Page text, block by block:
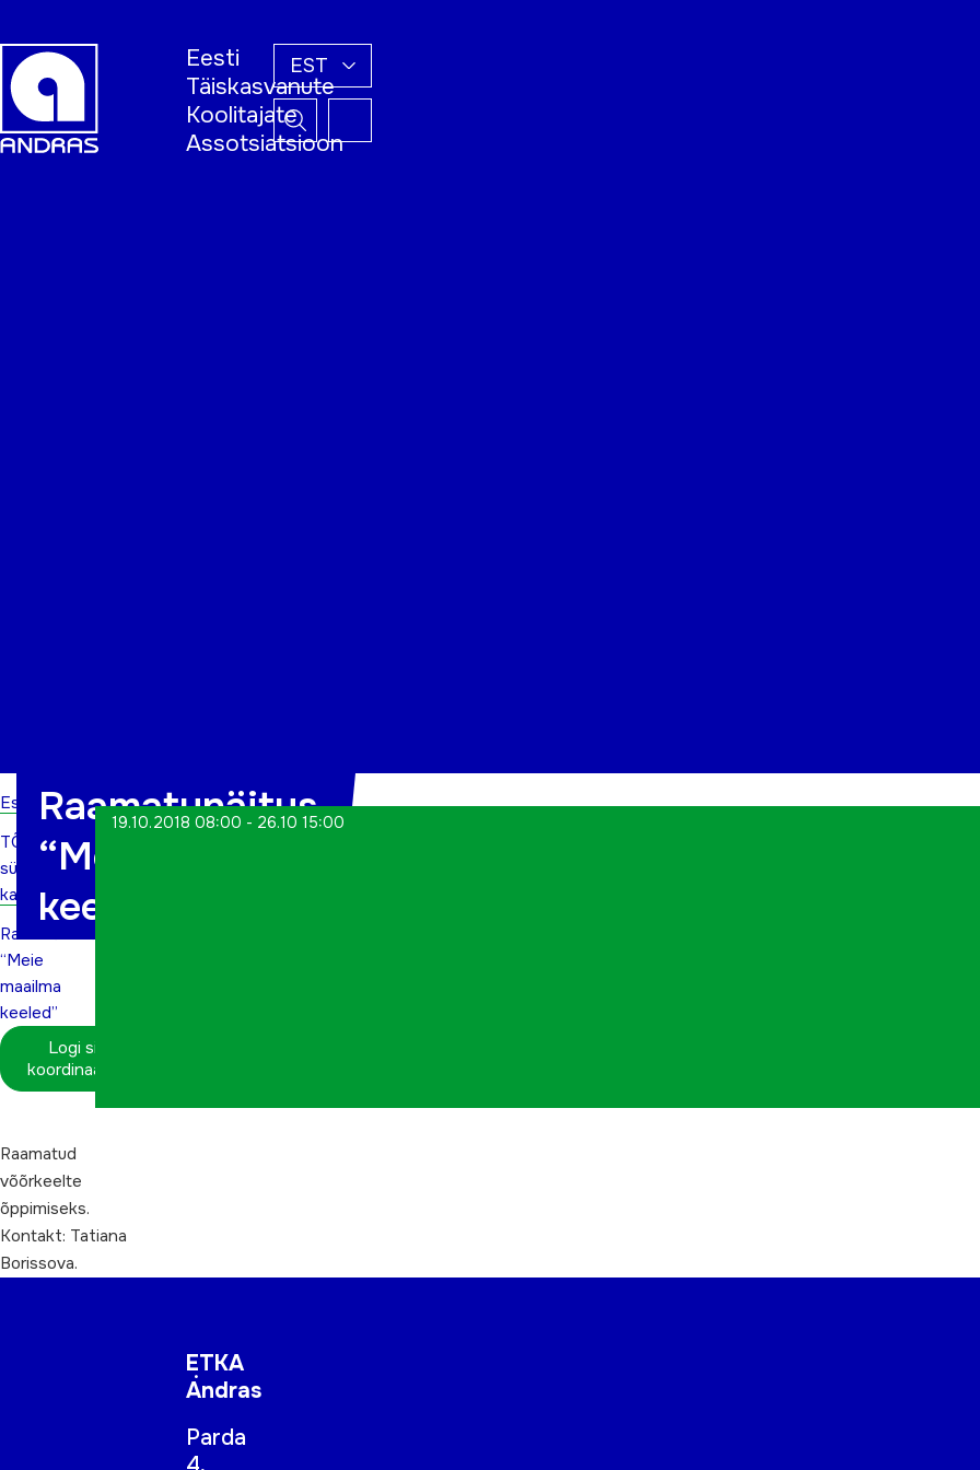
Eesti
Täiskasvanute
Koolitajate
Assotsiatsioon
EST
Esileht
TÕN
sündmuste
kalender
Raamatunäitus
“Meie
maailma
keeled”
Logi sisse
koordinaatorina
Raamatunäitus
“Meie maailma
keeled”
19.10.2018 08:00 - 26.10 15:00
Raamatud
võõrkeelte
õppimiseks.
Kontakt: Tatiana
Borissova.
ETKA
Andras
Parda